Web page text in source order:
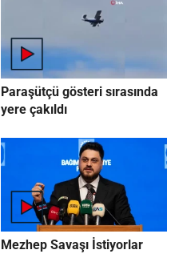
Paraşütçü gösteri sırasında
yere çakıldı
Mezhep Savaşı İstiyorlar